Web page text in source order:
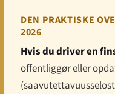
DEN PRAKTISKE
2026
Hvis du driver en
offentliggør eller
(